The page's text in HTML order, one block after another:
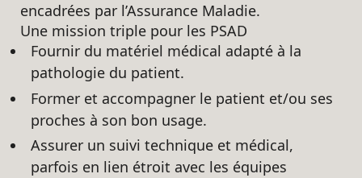
encadrées par l’Assurance Maladie.
Une mission triple pour les PSAD
Fournir du matériel médical adapté à la
pathologie du patient.
Former et accompagner le patient et/ou ses
proches à son bon usage.
Assurer un suivi technique et médical,
parfois en lien étroit avec les équipes